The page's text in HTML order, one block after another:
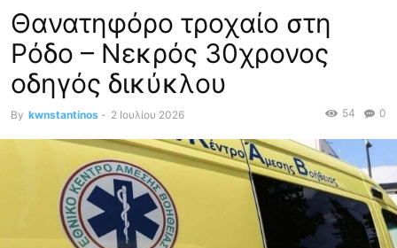
Θανατηφόρο τροχαίο στη
Ρόδο – Νεκρός 30χρονος
οδηγός δικύκλου
By kwnstantinos - 2 Ιουλίου 2026 0
54